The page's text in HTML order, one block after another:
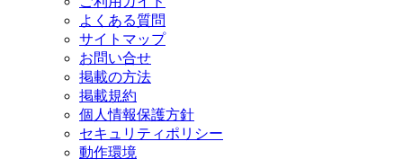
よくある質問
サイトマップ
お問い合せ
掲載の方法
掲載規約
個人情報保護方針
セキュリティポリシー
動作環境